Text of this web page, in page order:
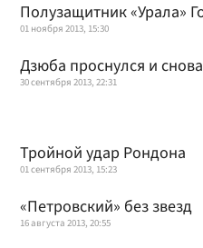
Полузащитник «Урала»
01 ноября 2013, 15:30
Дзюба проснулся и
30 сентября 2013, 22:31
Тройной удар Рондона
01 сентября 2013, 15:23
«Петровский» без звезд
16 августа 2013, 20:55